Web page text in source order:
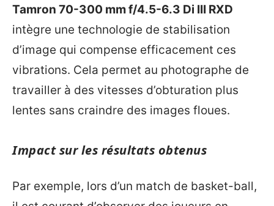
Tamron 70-300 mm f/4.5-6.3 Di III RXD
intègre une technologie de stabilisation
d’image qui compense efficacement ces
vibrations. Cela permet au photographe de
travailler à des vitesses d’obturation plus
lentes sans craindre des images floues.
Impact sur les résultats obtenus
Par exemple, lors d’un match de basket-ball,